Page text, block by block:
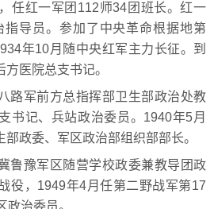
红一军团112师34团班长。红一
导员。参加了中央革命根据地第
年10月随中央红军主力长征。到
医院总支书记。
军前方总指挥部卫生部政治处教
书记、兵站政治委员。1940年5月
政委、军区政治部组织部部长。
豫军区随营学校政委兼教导团政
役，1949年4月任第二野战军第17
政治委员。